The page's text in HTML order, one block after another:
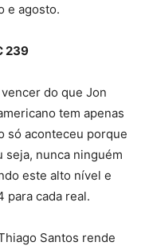
e agosto.
239
do que Jon
tem apenas
só aconteceu porque
nunca ninguém
este alto nível e
para cada real.
Santos rende